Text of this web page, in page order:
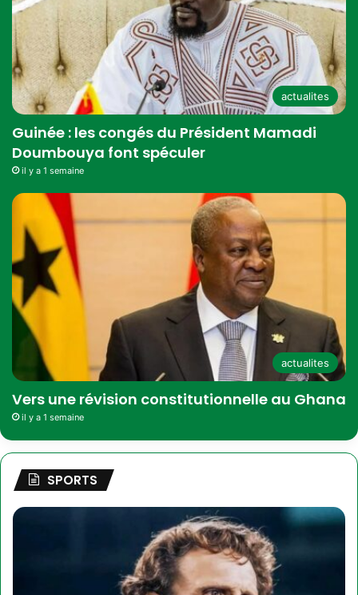
actualites
Guinée : les congés du Président Mamadi
Doumbouya font spéculer
il y a 1 semaine
actualites
Vers une révision constitutionnelle au Ghana
il y a 1 semaine
SPORTS